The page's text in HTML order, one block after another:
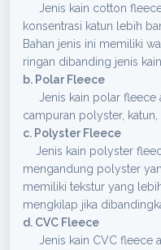
Jenis kain cotton
konsentrasi katun lebih
Bahan jenis ini memiliki
ringan dibanding jenis
b. Polar Fleece
Jenis kain polar fleece
campuran polyster, katun,
c. Polyster Fleece
Jenis kain polyster
mengandung polyster
memiliki tekstur yang
mengkilap jika
d. CVC Fleece
Jenis kain CVC fleece